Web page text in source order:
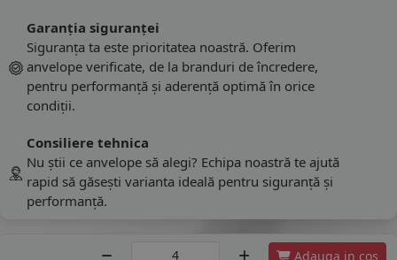
Garanția siguranței
Siguranța ta este prioritatea noastră. Oferim
anvelope verificate, de la branduri de încredere,
pentru performanță și aderență optimă în orice
condiții.
Consiliere tehnica
Nu știi ce anvelope să alegi? Echipa noastră te ajută
rapid să găsești varianta ideală pentru siguranță și
performanță.
Adauga in cos